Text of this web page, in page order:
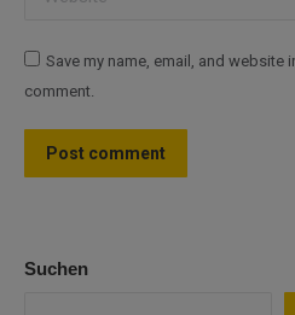
Save my name, email, and website
comment.
Post comment
Suchen